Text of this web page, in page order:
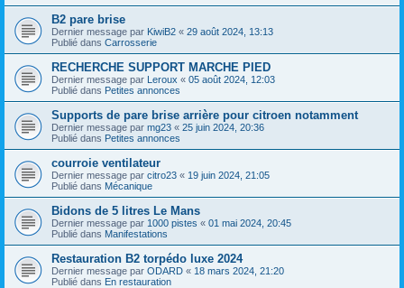
B2 pare brise
Dernier message par KiwiB2 « 29 août 2024, 13:13
Publié dans Carrosserie
RECHERCHE SUPPORT MARCHE PIED
Dernier message par Leroux « 05 août 2024, 12:03
Publié dans Petites annonces
Supports de pare brise arrière pour citroen notamment
Dernier message par mg23 « 25 juin 2024, 20:36
Publié dans Petites annonces
courroie ventilateur
Dernier message par citro23 « 19 juin 2024, 21:05
Publié dans Mécanique
Bidons de 5 litres Le Mans
Dernier message par 1000 pistes « 01 mai 2024, 20:45
Publié dans Manifestations
Restauration B2 torpédo luxe 2024
Dernier message par ODARD « 18 mars 2024, 21:20
Publié dans En restauration